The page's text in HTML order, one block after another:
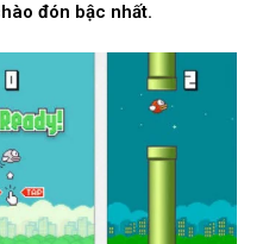
đón bậc nhất.